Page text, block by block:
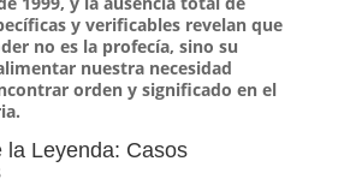
y verificables revelan que
no es la profecía, sino su
nuestra necesidad
orden y significado en el
la Leyenda: Casos